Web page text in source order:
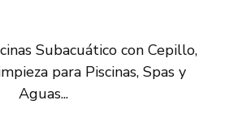
Subacuático con Cepillo,
para Piscinas, Spas y
Aguas...